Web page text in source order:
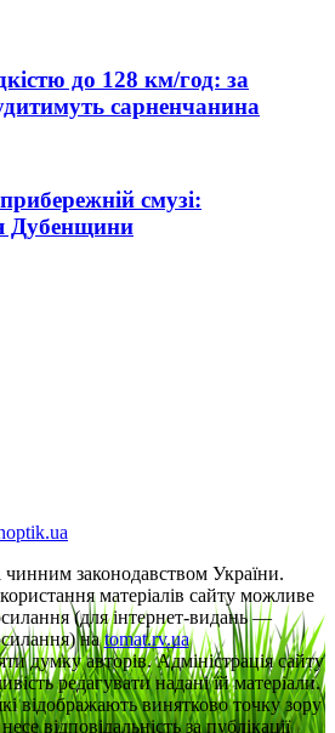
до 128 км/год: за
сарненчанина
смузі:
Дубенщини
чинним законодавством України.
матеріалів сайту можливе
(для інтернет-видань —
наtomat.rv.ua
думку авторів. Адміністрація сайту
редагувати надані їй матеріали.
відображають винятково точку зору
відповідальність за публікації